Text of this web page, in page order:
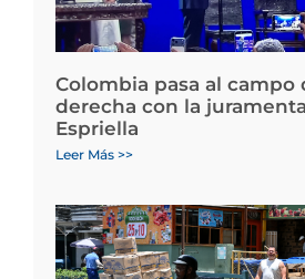
Colombia pasa al campo
derecha con la
Espriella
Leer Más >>